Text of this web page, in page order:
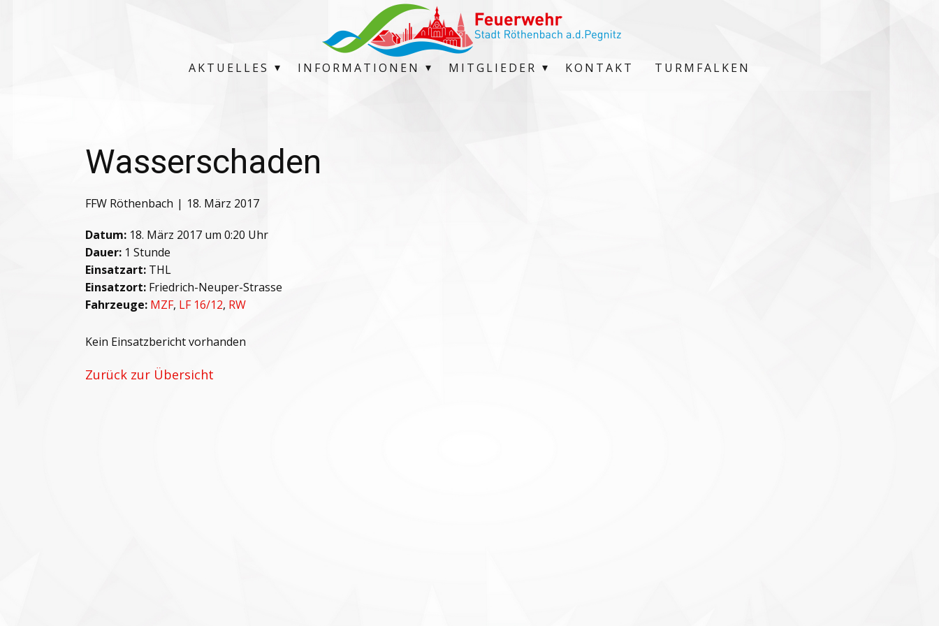
AKTUELLES INFORMATIONEN MITGLIEDER KONTAKT TURMFALKEN
Wasserschaden
FFW Röthenbach 18. März 2017
Datum: 18. März 2017 um 0:20 Uhr
Dauer: 1 Stunde
Einsatzart: THL
Einsatzort: Friedrich-Neuper-Strasse
Fahrzeuge: MZF, LF 16/12, RW
Kein Einsatzbericht vorhanden
Zurück zur Übersicht